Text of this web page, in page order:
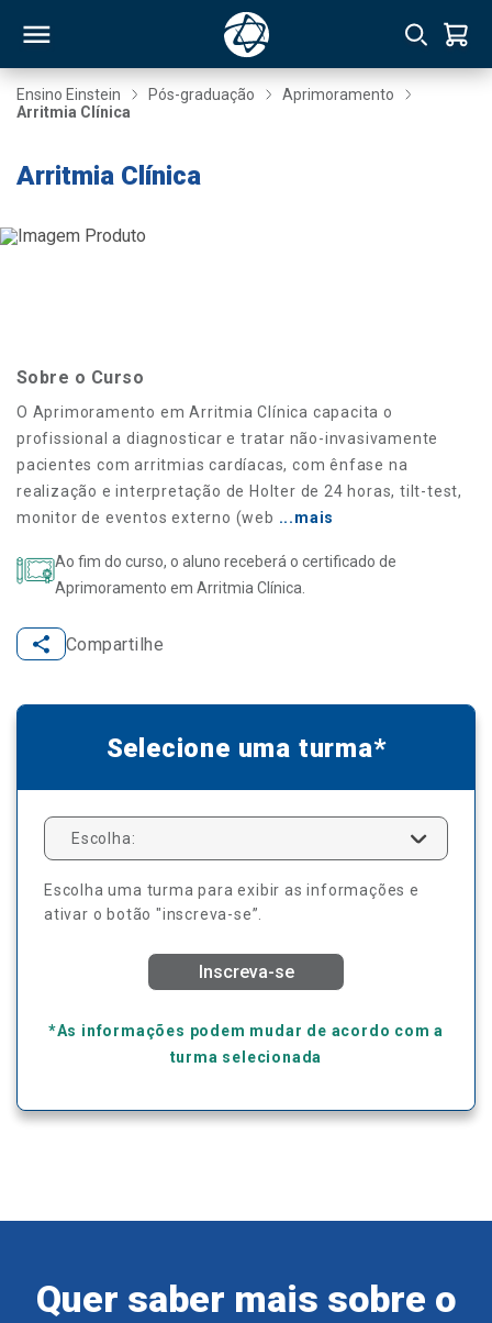
Ensino Einstein Pós-graduação
Aprimoramento
Arritmia Clínica
Arritmia Clínica
Sobre o Curso
O Aprimoramento em Arritmia Clínica capacita o
profissional a diagnosticar e tratar não-invasivamente
pacientes com arritmias cardíacas, com ênfase na
realização e interpretação de Holter de 24 horas, tilt-test,
monitor de eventos externo (web ...mais
Ao fim do curso, o aluno receberá o certificado de
Aprimoramento em Arritmia Clínica.
Compartilhe
Selecione uma turma*
Escolha:
Escolha uma turma para exibir as informações e
ativar o botão "inscreva-se”.
Inscreva-se
*As informações podem mudar de acordo com a
turma selecionada
Quer saber mais sobre o